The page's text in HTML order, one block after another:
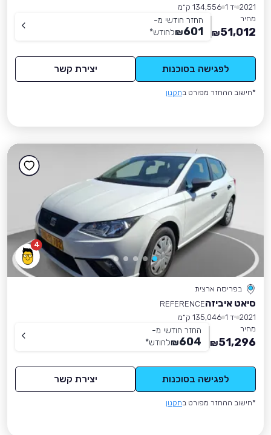
2021 יד 1
134,556 ק״מ
מחיר
51,012
₪
החזר חודשי מ-
601
₪לחודש*
לפגישה בסוכנות יצירת קשר
*חישוב ההחזר מפורט בתקנון
4
בפריסה ארצית
סיאט איביזהREFERENCE
2021 יד 1
135,046 ק״מ
מחיר
51,296
₪
החזר חודשי מ-
604
₪לחודש*
לפגישה בסוכנות יצירת קשר
*חישוב ההחזר מפורט בתקנון